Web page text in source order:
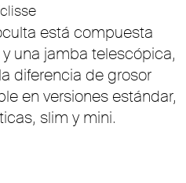
está compuesta
una jamba telescópica,
diferencia de grosor
en versiones estándar,
slim y mini.